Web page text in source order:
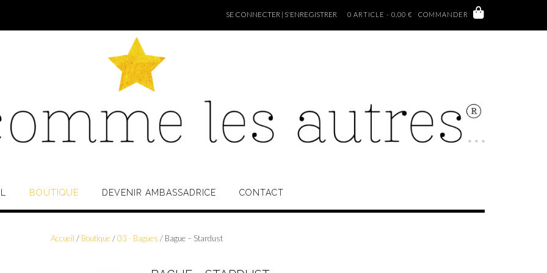
SE CONNECTER | S'ENREGISTRER 0 ARTICLE - 0,00 € COMMANDER
BOUTIQUE DEVENIR AMBASSADRICE CONTACT
Accueil / Boutique/03 - Bagues / Bague – Stardust